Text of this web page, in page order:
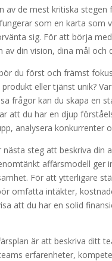
av de mest kritiska
som en karta som
sig. För att börja
din vision, dina mål och
du först och främst
eller tjänst unik?
frågor kan du skapa en
att du har en djup
analysera konkurrenter
steg att beskriva din
affärsmodell
För att ytterligare
omfatta intäkter,
att du har en solid
är att beskriva ditt
erfarenheter,